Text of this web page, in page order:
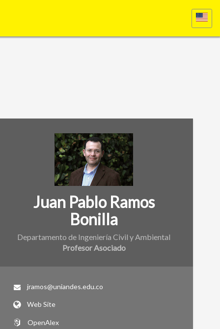
Juan Pablo Ramos
Bonilla
Departamento de Ingeniería Civil y Ambiental
Profesor Asociado
jramos@uniandes.edu.co
Web Site
OpenAlex